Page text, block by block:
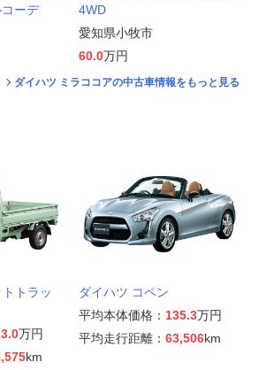
ーデ
4WD
愛知県小牧市
60.0万円
ダイハツ ミラココアの中古車情報をもっと見る
トラッ
万円
km
ダイハツ コペン
平均本体価格： 135.3万円
平均走行距離： 63,506km